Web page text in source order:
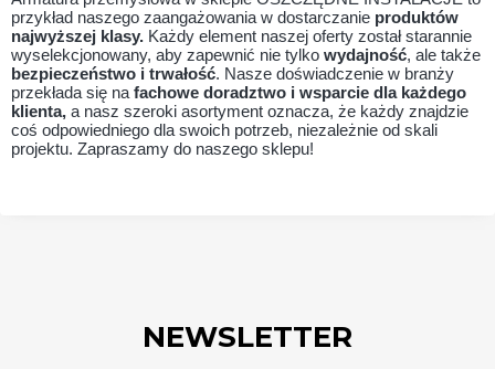
przykład naszego zaangażowania w dostarczanie produktów
najwyższej klasy. Każdy element naszej oferty został starannie
wyselekcjonowany, aby zapewnić nie tylko wydajność, ale także
bezpieczeństwo i trwałość. Nasze doświadczenie w branży
przekłada się na fachowe doradztwo i wsparcie dla każdego
klienta, a nasz szeroki asortyment oznacza, że każdy znajdzie
coś odpowiedniego dla swoich potrzeb, niezależnie od skali
projektu. Zapraszamy do naszego sklepu!
NEWSLETTER